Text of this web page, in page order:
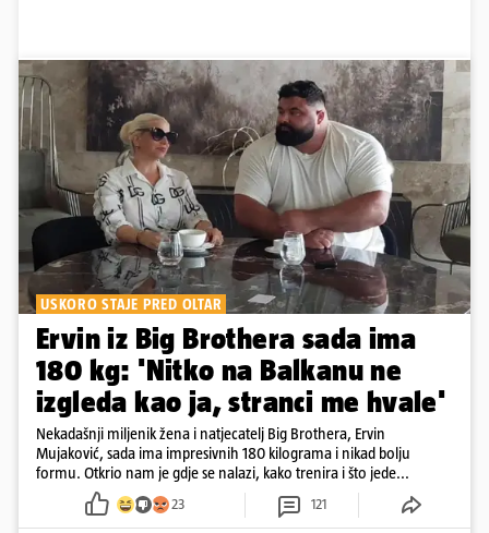
USKORO STAJE PRED OLTAR
Ervin iz Big Brothera sada ima
180 kg: 'Nitko na Balkanu ne
izgleda kao ja, stranci me hvale'
Nekadašnji miljenik žena i natjecatelj Big Brothera, Ervin
Mujaković, sada ima impresivnih 180 kilograma i nikad bolju
formu. Otkrio nam je gdje se nalazi, kako trenira i što jede...
23 121